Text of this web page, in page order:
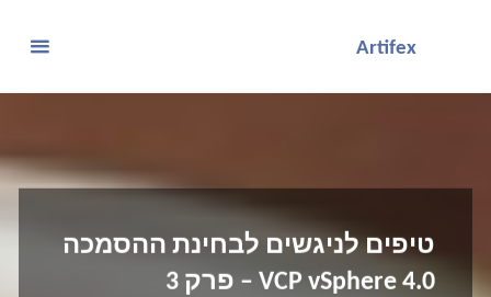
Artifex
טיפים לניגשים לבחינת ההסמכה
VCP vSphere 4.0 – פרק 3